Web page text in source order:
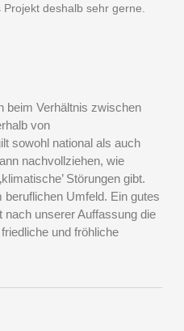
deshalb sehr gerne.
beim Verhältnis zwischen
von
sowohl national als auch
nachvollziehen, wie
Störungen gibt.
Umfeld. Ein gutes
unserer Auffassung die
und fröhliche